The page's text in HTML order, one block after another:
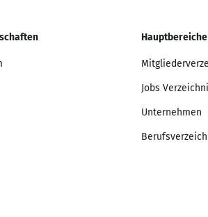
Hauptbereiche
Jobs
Unternehmen